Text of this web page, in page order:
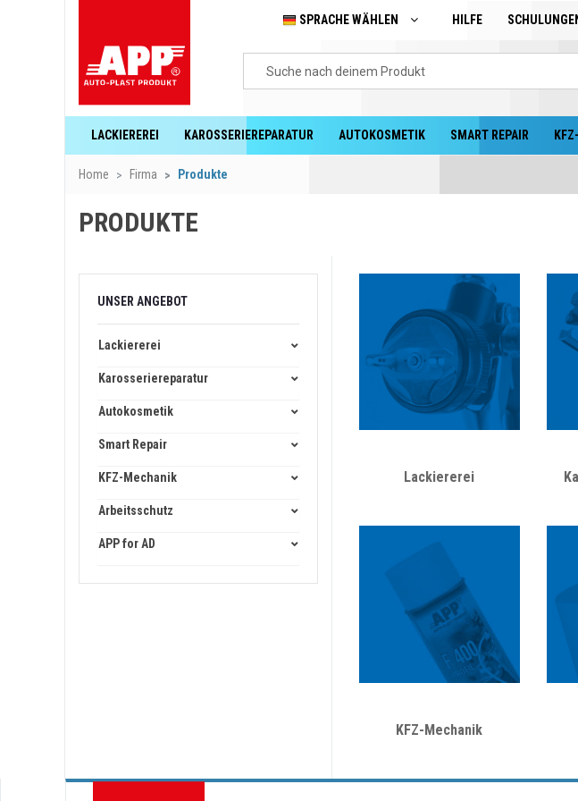
SPRACHE WÄHLEN HILFE
LACKIEREREI KAROSSERIEREPARATUR AUTOKOSMETIK SMART REPAIR
Home Firma Produkte
PRODUKTE
UNSER ANGEBOT
Lackiererei
Karosseriereparatur
Autokosmetik
Smart Repair
KFZ-Mechanik
Arbeitsschutz
APP for AD
Lackiererei
KFZ-Mechanik